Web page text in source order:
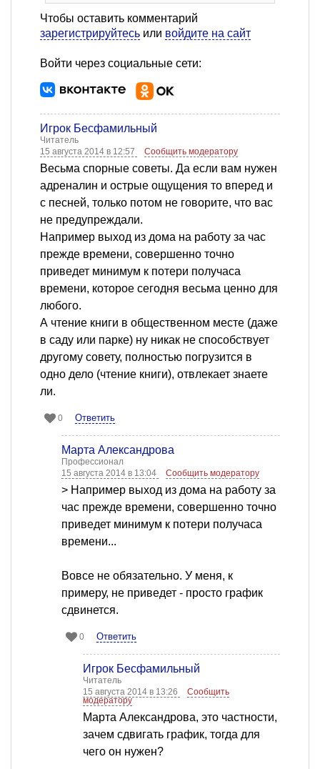
Чтобы оставить комментарий
зарегистрируйтесь или войдите на сайт
Войти через социальные сети:
Игрок Бесфамильный
Читатель
15 августа 2014 в 12:57
Сообщить модератору
Весьма спорные советы. Да если вам нужен
адреналин и острые ощущения то вперед и
с песней, только потом не говорите, что вас
не предупреждали.
Например выход из дома на работу за час
прежде времени, совершенно точно
приведет минимум к потери получаса
времени, которое сегодня весьма ценно для
любого.
А чтение книги в общественном месте (даже
в саду или парке) ну никак не способствует
другому совету, полностью погрузится в
одно дело (чтение книги), отвлекает знаете
ли.
0 Ответить
Марта Александрова
Профессионал
15 августа 2014 в 13:04
Сообщить модератору
> Например выход из дома на работу за
час прежде времени, совершенно точно
приведет минимум к потери получаса
времени...
Вовсе не обязательно. У меня, к
примеру, не приведет - просто график
сдвинется.
0 Ответить
Игрок Бесфамильный
Читатель
15 августа 2014 в 13:26
Сообщить
модератору
Марта Александрова, это частности,
зачем сдвигать график, тогда для
чего он нужен?